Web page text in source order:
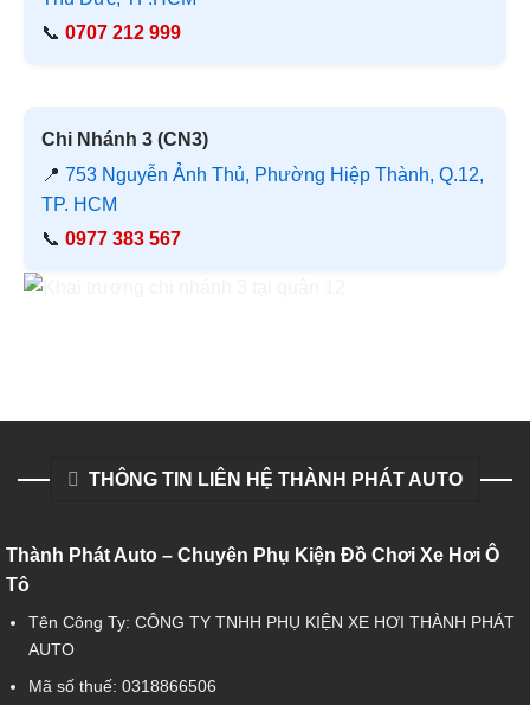
📞 0707 212 999
Chi Nhánh 3 (CN3)
📍 753 Nguyễn Ảnh Thủ, Phường Hiệp Thành, Q.12,
TP. HCM
📞 0977 383 567
THÔNG TIN LIÊN HỆ THÀNH PHÁT AUTO
Thành Phát Auto – Chuyên Phụ Kiện Đồ Chơi Xe Hơi Ô
Tô
Tên Công Ty: CÔNG TY TNHH PHỤ KIỆN XE HƠI THÀNH PHÁT
AUTO
Mã số thuế: 0318866506